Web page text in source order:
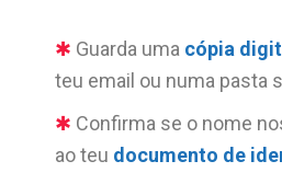
Guarda uma cópia
teu email ou numa pasta
Confirma se o nome
ao teu documento de